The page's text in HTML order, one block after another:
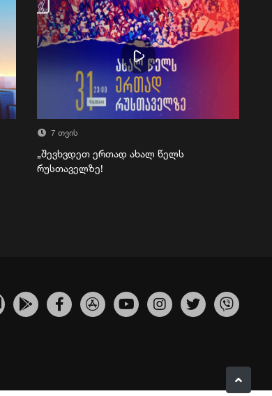
7 თვის
„შევხვდეთ ერთად ახალ წელს
რუსთაველზე!